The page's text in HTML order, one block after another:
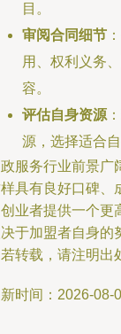
目。
审阅合同细节
用、权利义务
容。
评估自身资源
源，选择适合
服务行业前景广
具有良好口碑、
业者提供一个更
于加盟者自身的
转载，请注明出
时间：2026-08-